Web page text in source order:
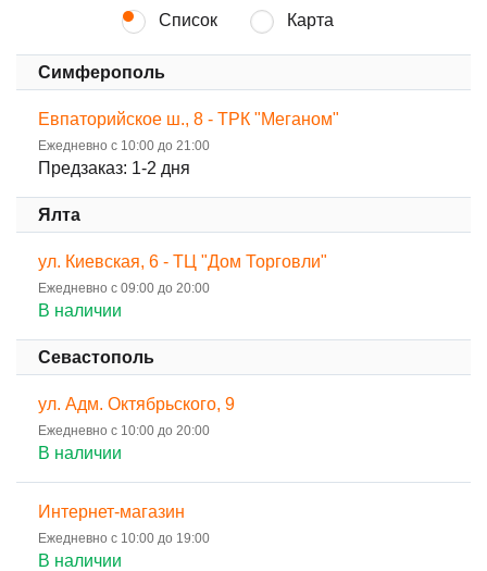
Список Карта
Симферополь
Евпаторийское ш., 8 - ТРК "Меганом"
Ежедневно с 10:00 до 21:00
Предзаказ: 1-2 дня
Ялта
ул. Киевская, 6 - ТЦ "Дом Торговли"
Ежедневно с 09:00 до 20:00
В наличии
Севастополь
ул. Адм. Октябрьского, 9
Ежедневно с 10:00 до 20:00
В наличии
Интернет-магазин
Ежедневно с 10:00 до 19:00
В наличии